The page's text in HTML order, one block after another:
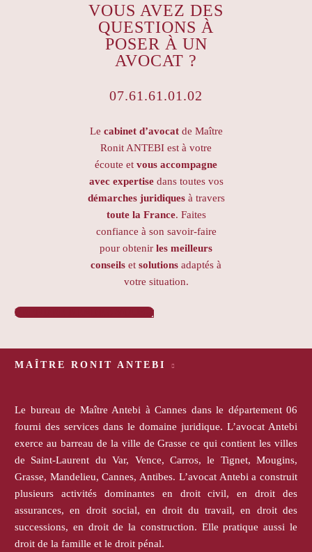
VOUS AVEZ DES
QUESTIONS À
POSER À UN
AVOCAT ?
07.61.61.01.02
Le cabinet d’avocatde Maître
Ronit ANTEBI est à votre
écoute et vous accompagne
avec expertisedans toutes vos
démarches juridiquesà travers
toute la France. Faites
confiance à son savoir-faire
pour obtenir les meilleurs
conseils et solutions adaptés à
votre situation.
PRENDRE RENDEZ-VOUS 
MAÎTRE RONIT ANTEBI
Le bureau de Maître Antebi à Cannes dans le département 06
fourni des services dans le domaine juridique. L’avocat Antebi
exerce au barreau de la ville de Grasse ce qui contient les villes
de Saint-Laurent du Var, Vence, Carros, le Tignet, Mougins,
Grasse, Mandelieu, Cannes, Antibes. L’avocat Antebi a construit
plusieurs activités dominantes en droit civil, en droit des
assurances, en droit social, en droit du travail, en droit des
successions, en droit de la construction. Elle pratique aussi le
droit de la famille et le droit pénal.